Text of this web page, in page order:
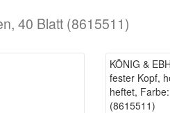
40 Blatt (8615511)
KÖNIG &
fester Kopf,
heftet,
(8615511)